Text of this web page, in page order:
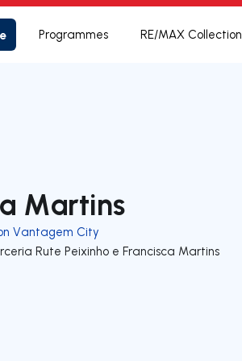
Programmes RE/MAX Collection
Martins
Vantagem City
Rute Peixinho e Francisca Martins